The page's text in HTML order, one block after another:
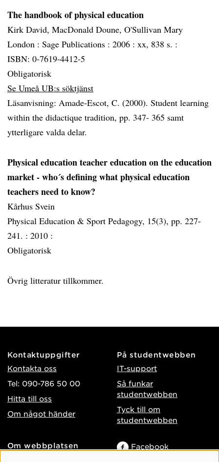
The handbook of physical education
Kirk David, MacDonald Doune, O'Sullivan Mary
London : Sage Publications : 2006 : xx, 838 s. :
ISBN: 0-7619-4412-5
Obligatorisk
Se Umeå UB:s söktjänst
Läsanvisning: Amade-Escot, C. (2000). Student learning
within the didactique tradition, pp. 347- 365 samt
ytterligare valda delar.
Physical education teacher education on the education
market - who´s defining what physical education
teachers need to know?
Kårhus Svein
Physical Education & Sport Pedagogy, 15(3), pp. 227-
241. : 2010 :
Obligatorisk
Övrig litteratur tillkommer.
Kontaktuppgifter
Kontakta oss
Tel: 090-786 50 00
Hitta till oss
Om något händer
På studentwebben
IT-support
Så funkar
studentwebben
Tyck till om
studentwebben
Om webbplatsen
Facebook